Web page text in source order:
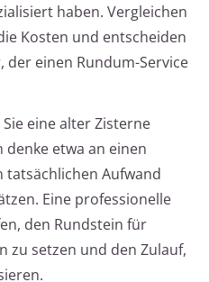
haben. Vergleichen
Kosten und entscheiden
der einen Rundum-Service
eine alter Zisterne
etwa an einen
tatsächlichen Aufwand
Eine professionelle
den Rundstein für
zu setzen und den Zulauf,